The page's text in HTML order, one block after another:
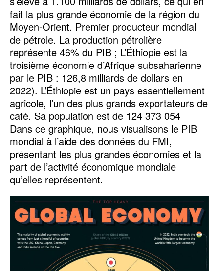
fait la plus grande économie de la région du
Moyen-Orient. Premier producteur mondial
de pétrole. La production pétrolière
représente 46% du PIB ; L’Éthiopie est la
troisième économie d’Afrique subsaharienne
par le PIB : 126,8 milliards de dollars en
2022). L’Éthiopie est un pays essentiellement
agricole, l’un des plus grands exportateurs de
café. Sa population est de 124 373 054
Dans ce graphique, nous visualisons le PIB
mondial à l’aide des données du FMI,
présentant les plus grandes économies et la
part de l’activité économique mondiale
qu’elles représentent.